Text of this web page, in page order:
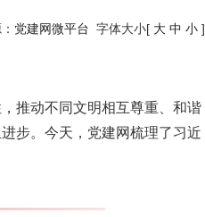
党建网微平台 字体大小[ 大 中 小 ]
推动不同文明相互尊重、和谐
步。今天，党建网梳理了习近